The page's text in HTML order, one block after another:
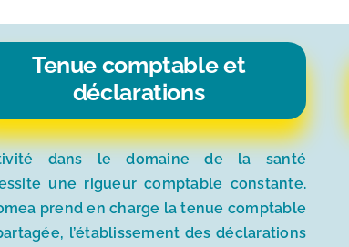
Tenue comptable et
déclarations
dans le domaine de la santé
une rigueur comptable constante.
prend en charge la tenue comptable
l’établissement des déclarations